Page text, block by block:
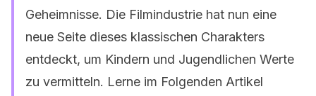
Geheimnisse. Die Filmindustrie hat nun eine
neue Seite dieses klassischen Charakters
entdeckt, um Kindern und Jugendlichen Werte
zu vermitteln. Lerne im Folgenden Artikel